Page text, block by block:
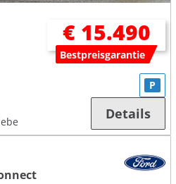
€ 15.490
Bestpreisgarantie
P
Details